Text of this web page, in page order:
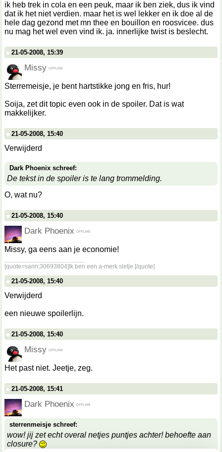
ik heb trek in cola en een peuk, maar ik ben ziek, dus ik vind
dat ik het niet verdien. maar het is wel lekker en ik doe al de
hele dag gezond met mn thee en bouillon en roosvicee. dus
nu mag het wel even vind ik. ja. innerlijke twist is beslecht.
21-05-2008, 15:39
Missy
Sterremeisje, je bent hartstikke jong en fris, hur!
Soija, zet dit topic even ook in de spoiler. Dat is wat
makkelijker.
21-05-2008, 15:40
Verwijderd
Dark Phoenix schreef:
De tekst in de spoiler is te lang trommelding.
O, wat nu?
21-05-2008, 15:40
Dark Phoenix
Missy, ga eens aan je economie!
[quote=sann;30693804]Ik ben een a-merk sletje.[/quote]
21-05-2008, 15:40
Verwijderd
een nieuwe spoilerlijn.
21-05-2008, 15:40
Missy
Het past niet. Jeetje, zeg.
21-05-2008, 15:41
Dark Phoenix
sterrenmeisje schreef:
wow! jij zet echt overal netjes puntjes achter! behoefte aan
closure?